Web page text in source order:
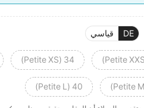
DE قياسي
34 (Petite XS)
40 (Petite L)